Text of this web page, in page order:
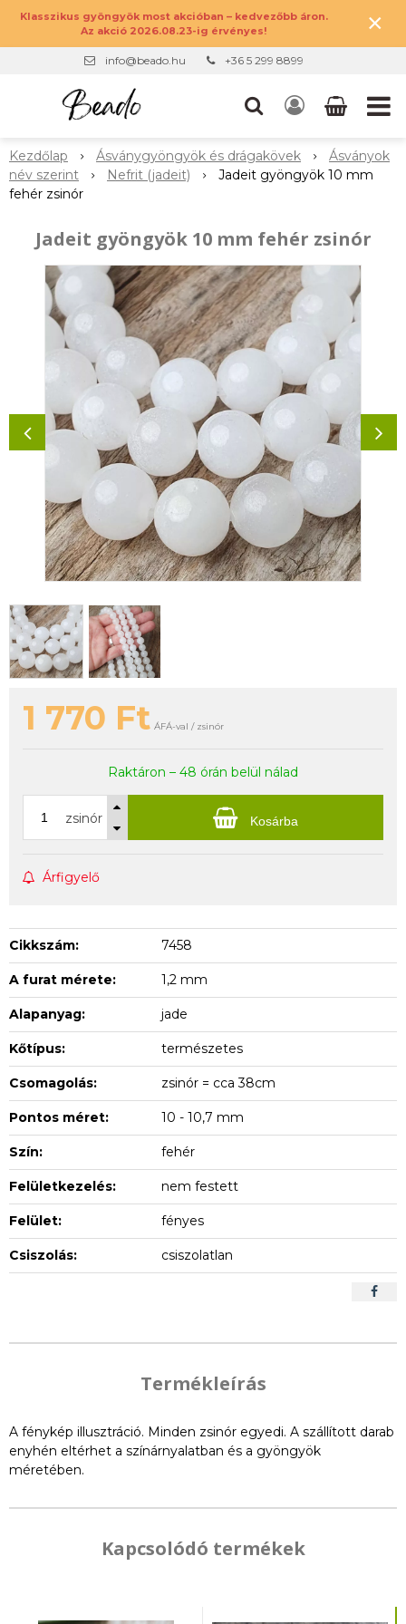
Klasszikus gyöngyök most akcióban – kedvezőbb áron.
Az akció 2026.08.23-ig érvényes!
×
info@beado.hu +36 5 299 8899
Kezdőlap Ásványgyöngyök és drágakövek
Ásványok
név szerint
Nefrit (jadeit)
Jadeit gyöngyök 10 mm
fehér zsinór
Jadeit gyöngyök 10 mm fehér zsinór
1 770 Ft ÁFÁ-val / zsinór
Raktáron – 48 órán belül nálad
zsinór Kosárba
Árfigyelő
Cikkszám: 7458
A furat mérete: 1,2 mm
Alapanyag: jade
Kőtípus: természetes
Csomagolás: zsinór = cca 38cm
Pontos méret: 10 - 10,7 mm
Szín: fehér
Felületkezelés: nem festett
Felület: fényes
Csiszolás: csiszolatlan
Termékleírás
A fénykép illusztráció. Minden zsinór egyedi. A szállított darab
enyhén eltérhet a színárnyalatban és a gyöngyök
méretében.
Kapcsolódó termékek